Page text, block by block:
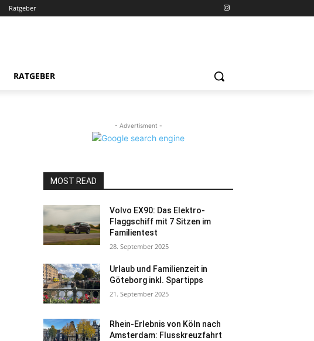
Ratgeber
RATGEBER
- Advertisment -
MOST READ
Volvo EX90: Das Elektro-
Flaggschiff mit 7 Sitzen im
Familientest
28. September 2025
Urlaub und Familienzeit in
Göteborg inkl. Spartipps
21. September 2025
Rhein-Erlebnis von Köln nach
Amsterdam: Flusskreuzfahrt